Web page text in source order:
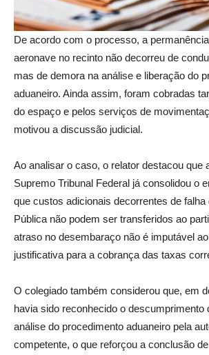
De acordo com o processo, a
aeronave no recinto não decorreu de
mas de demora na análise e liberação do
aduaneiro. Ainda assim, foram cobradas
do espaço e pelos serviços de
motivou a discussão judicial.
Ao analisar o caso, o relator destacou que
Supremo Tribunal Federal já consolidou o
que custos adicionais decorrentes de
Pública não podem ser transferidos ao
atraso no desembaraço não é imputável
justificativa para a cobrança das taxas
O colegiado também considerou que, em
havia sido reconhecido o descumprimento
análise do procedimento aduaneiro pela
competente, o que reforçou a conclusão